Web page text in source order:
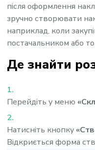
після оформлення
зручно створювати
наприклад, коли
постачальником або
Де знайти
Перейдіть у меню
Натисніть кнопку
Відкриється форма